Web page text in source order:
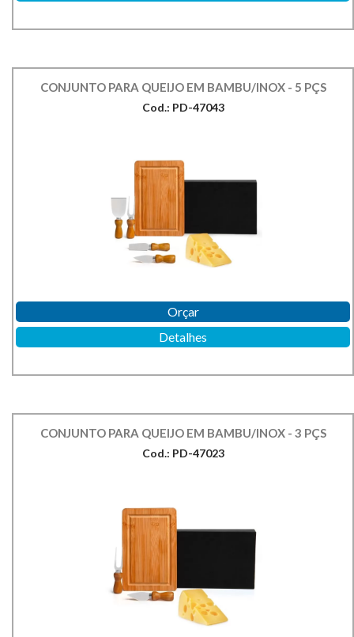
CONJUNTO PARA QUEIJO EM BAMBU/INOX - 5 PÇS
Cod.: PD-47043
Orçar
Detalhes
CONJUNTO PARA QUEIJO EM BAMBU/INOX - 3 PÇS
Cod.: PD-47023